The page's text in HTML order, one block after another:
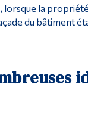
lorsque la
du bâtiment